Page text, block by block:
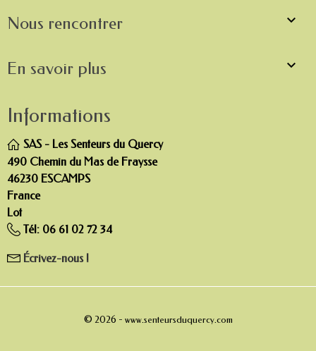
Nous rencontrer 
En savoir plus 
Informations
SAS - Les Senteurs du Quercy
490 Chemin du Mas de Fraysse
46230 ESCAMPS
France
Lot
Tél: 06 61 02 72 34
Écrivez-nous !
© 2026 - www.senteursduquercy.com